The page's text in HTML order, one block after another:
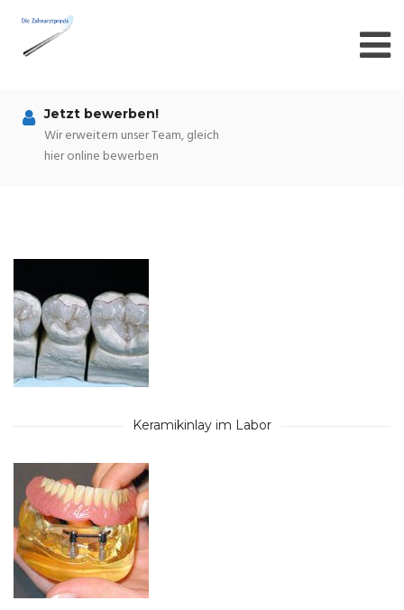
content
Jetzt bewerben!
Wir erweitern unser Team, gleich
hier online bewerben
Keramikinlay im Labor